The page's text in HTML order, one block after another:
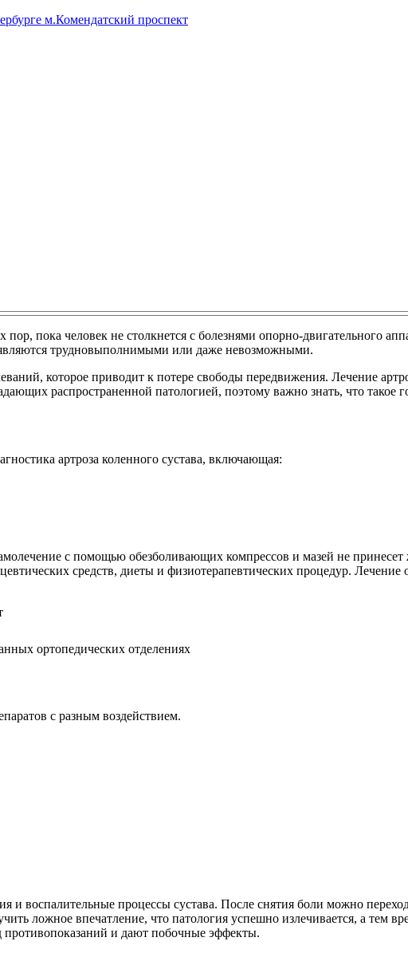
м.Комендатский проспект
пока человек не столкнется с болезнями опорно-двигательного
трудновыполнимыми или даже невозможными.
которое приводит к потере свободы передвижения. Лечение
распространенной патологией, поэтому важно знать, что такое
артроза коленного сустава, включающая:
с помощью обезболивающих компрессов и мазей не принесет
средств, диеты и физиотерапевтических процедур. Лечение
ортопедических отделениях
с разным воздействием.
воспалительные процессы сустава. После снятия боли можно
ложное впечатление, что патология успешно излечивается, а тем
противопоказаний и дают побочные эффекты.